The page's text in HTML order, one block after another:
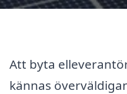
Att byta
kännas